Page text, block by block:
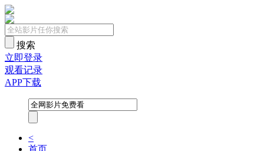
搜索
立即登录
观看记录
APP下载
<
首页